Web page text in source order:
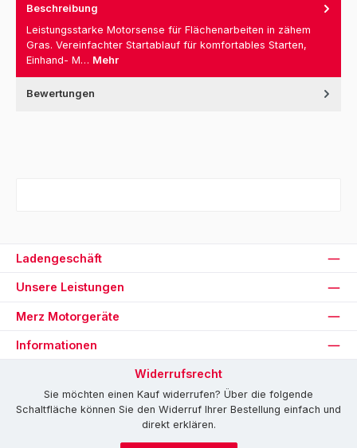
Beschreibung
Leistungsstarke Motorsense für Flächenarbeiten in zähem
Gras. Vereinfachter Startablauf für komfortables Starten,
Einhand- M… Mehr
Bewertungen
Ladengeschäft
Unsere Leistungen
Merz Motorgeräte
Informationen
Widerrufsrecht
Sie möchten einen Kauf widerrufen? Über die folgende
Schaltfläche können Sie den Widerruf Ihrer Bestellung einfach und
direkt erklären.